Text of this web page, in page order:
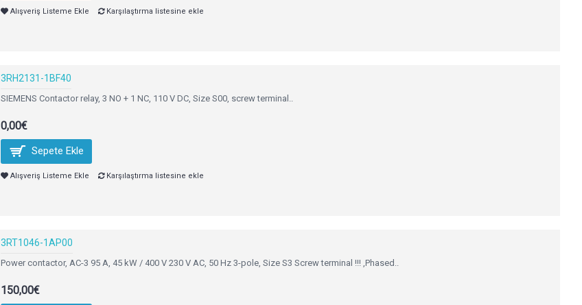
Alışveriş Listeme Ekle Karşılaştırma listesine ekle
3RH2131-1BF40
SIEMENS Contactor relay, 3 NO + 1 NC, 110 V DC, Size S00, screw terminal..
0,00€
Sepete Ekle
Alışveriş Listeme Ekle Karşılaştırma listesine ekle
3RT1046-1AP00
Power contactor, AC-3 95 A, 45 kW / 400 V 230 V AC, 50 Hz 3-pole, Size S3 Screw terminal !!! ,Phased..
150,00€